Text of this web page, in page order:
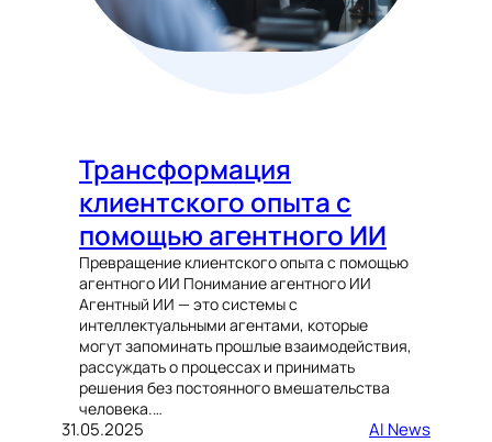
Трансформация
клиентского опыта с
помощью агентного ИИ
Превращение клиентского опыта с помощью
агентного ИИ Понимание агентного ИИ
Агентный ИИ — это системы с
интеллектуальными агентами, которые
могут запоминать прошлые взаимодействия,
рассуждать о процессах и принимать
решения без постоянного вмешательства
человека.…
31.05.2025 AI News